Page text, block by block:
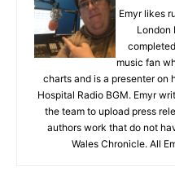
Emyr likes
London
music fan
charts and is a presenter on
Hospital Radio BGM. Emyr
the team to upload press
authors work that do not
Wales Chronicle. All